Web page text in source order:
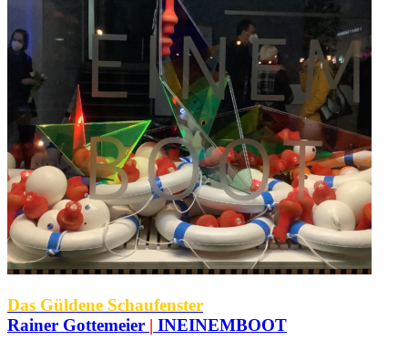
Das Güldene Schaufenster
Rainer Gottemeier | INEINEMBOOT